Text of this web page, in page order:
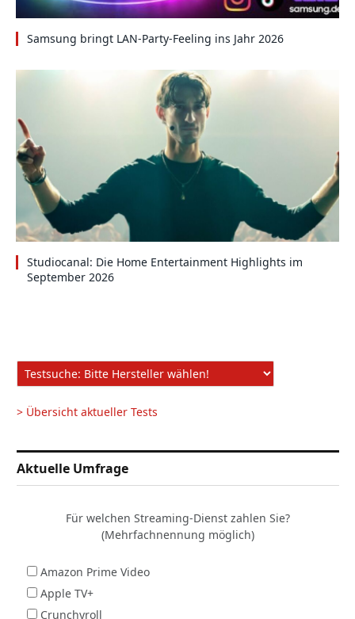
Samsung bringt LAN-Party-Feeling ins Jahr 2026
Studiocanal: Die Home Entertainment Highlights im
September 2026
> Übersicht aktueller Tests
Aktuelle Umfrage
Für welchen Streaming-Dienst zahlen Sie?
(Mehrfachnennung möglich)
Amazon Prime Video
Apple TV+
Crunchyroll